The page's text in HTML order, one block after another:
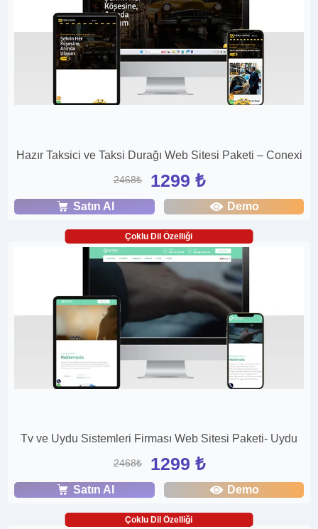
Hazır Taksici ve Taksi Durağı Web Sitesi Paketi – Conexi
2468₺ 1299 ₺
Satın Al Demo
Çoklu Dil Özelliği
Tv ve Uydu Sistemleri Firması Web Sitesi Paketi- Uydu
2468₺ 1299 ₺
Satın Al Demo
Çoklu Dil Özelliği